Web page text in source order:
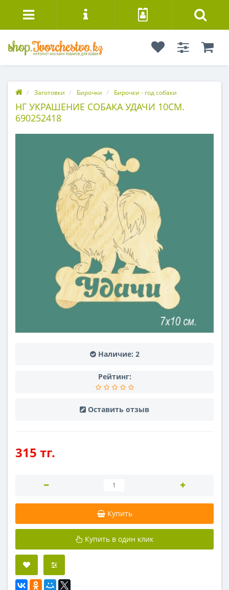
Заготовки Бирочки Бирочки - год собаки
НГ УКРАШЕНИЕ СОБАКА УДАЧИ 10СМ.
690252418
Наличие: 2
Рейтинг:
Оставить отзыв
315 тг.
Купить
Купить в один клик